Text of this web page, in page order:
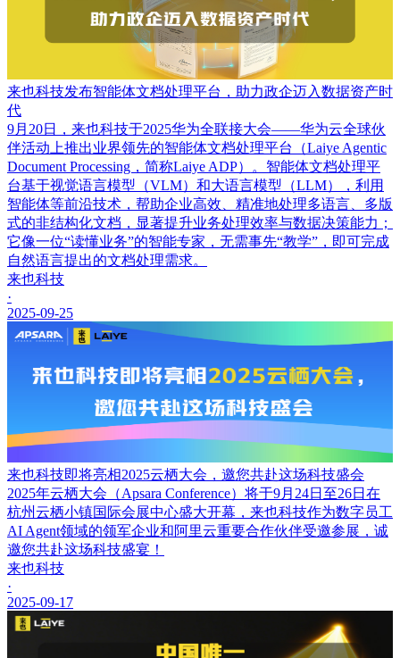
来也科技发布智能体文档处理平台，助力政企迈入数据资产时
代
9月20日，来也科技于2025华为全联接大会——华为云全球伙
伴活动上推出业界领先的智能体文档处理平台（Laiye Agentic
Document Processing，简称Laiye ADP）。智能体文档处理平
台基于视觉语言模型（VLM）和大语言模型（LLM），利用
智能体等前沿技术，帮助企业高效、精准地处理多语言、多版
式的非结构化文档，显著提升业务处理效率与数据决策能力；
它像一位“读懂业务”的智能专家，无需事先“教学”，即可完成
自然语言提出的文档处理需求。
来也科技
·
2025-09-25
来也科技即将亮相2025云栖大会，邀您共赴这场科技盛会
2025年云栖大会（Apsara Conference）将于9月24日至26日在
杭州云栖小镇国际会展中心盛大开幕，来也科技作为数字员工
AI Agent领域的领军企业和阿里云重要合作伙伴受邀参展，诚
邀您共赴这场科技盛宴！
来也科技
·
2025-09-17